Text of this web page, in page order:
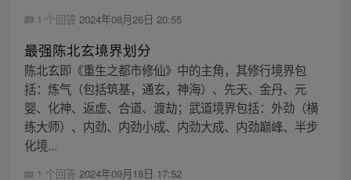
1 个回答 2024年08月26日 20:55
最强陈北玄境界划分
陈北玄即《重生之都市修仙》中的主角，其修行境界包
括：炼气（包括筑基，通玄，神海）、先天、金丹、元
婴、化神、返虚、合道、渡劫；武道境界包括：外劲（横
练大师）、内劲、内劲小成、内劲大成、内劲巅峰、半步
化境...
1 个回答 2024年09月18日 17:52